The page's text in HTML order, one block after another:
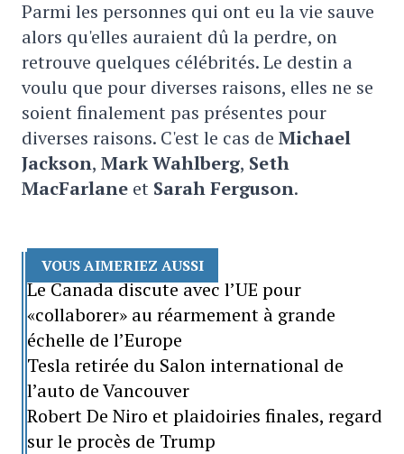
Parmi les personnes qui ont eu la vie sauve
alors qu'elles auraient dû la perdre, on
retrouve quelques célébrités. Le destin a
voulu que pour diverses raisons, elles ne se
soient finalement pas présentes pour
diverses raisons. C'est le cas de Michael
Jackson, Mark Wahlberg, Seth
MacFarlane et Sarah Ferguson.
VOUS AIMERIEZ AUSSI
Le Canada discute avec l’UE pour
«collaborer» au réarmement à grande
échelle de l’Europe
Tesla retirée du Salon international de
l’auto de Vancouver
Robert De Niro et plaidoiries finales, regard
sur le procès de Trump